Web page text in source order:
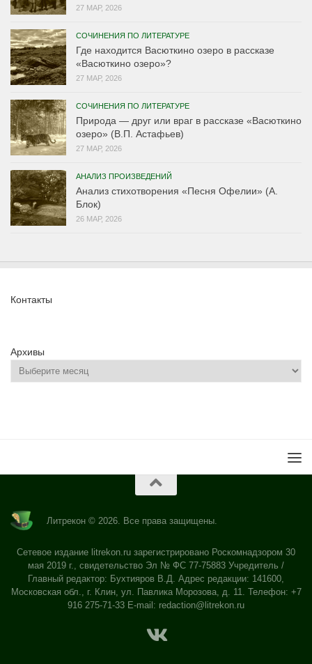
27 МАР, 2026
СОЧИНЕНИЯ ПО ЛИТЕРАТУРЕ
Где находится Васюткино озеро в рассказе
«Васюткино озеро»?
27 МАР, 2026
СОЧИНЕНИЯ ПО ЛИТЕРАТУРЕ
Природа — друг или враг в рассказе «Васюткино
озеро» (В.П. Астафьев)
27 МАР, 2026
АНАЛИЗ ПРОИЗВЕДЕНИЙ
Анализ стихотворения «Песня Офелии» (А.
Блок)
26 МАР, 2026
Контакты
Архивы
Литрекон © 2026. Все права защищены.
Сетевое издание litrekon.ru зарегистрировано Роскомнадзором 30
мая 2019 г., свидетельство Эл № ФС 77-75883 Учредитель /
Главный редактор: Бухтияров В.Д. Адрес редакции: 141600,
Московская обл., г. Клин, ул. Павлика Морозова, д. 11. Телефон: +7
916 275-71-33 E-mail: redaction@litrekon.ru